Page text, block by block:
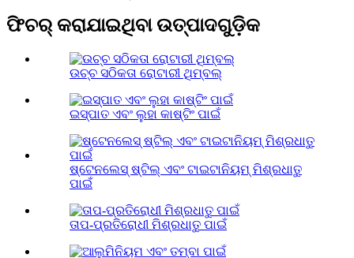
ଫିଚର୍ କରାଯାଇଥିବା ଉତ୍ପାଦଗୁଡ଼ିକ
ଉଚ୍ଚ ସଠିକତା ରୋଟାରୀ ଥିମ୍ବଲ୍
ଇସ୍ପାତ ଏବଂ ଲୁହା କାଷ୍ଟିଂ ପାଇଁ
ଷ୍ଟେନଲେସ୍ ଷ୍ଟିଲ୍ ଏବଂ ଟାଇଟାନିୟମ୍ ମିଶ୍ରଧାତୁ
ପାଇଁ
ତାପ-ପ୍ରତିରୋଧୀ ମିଶ୍ରଧାତୁ ପାଇଁ